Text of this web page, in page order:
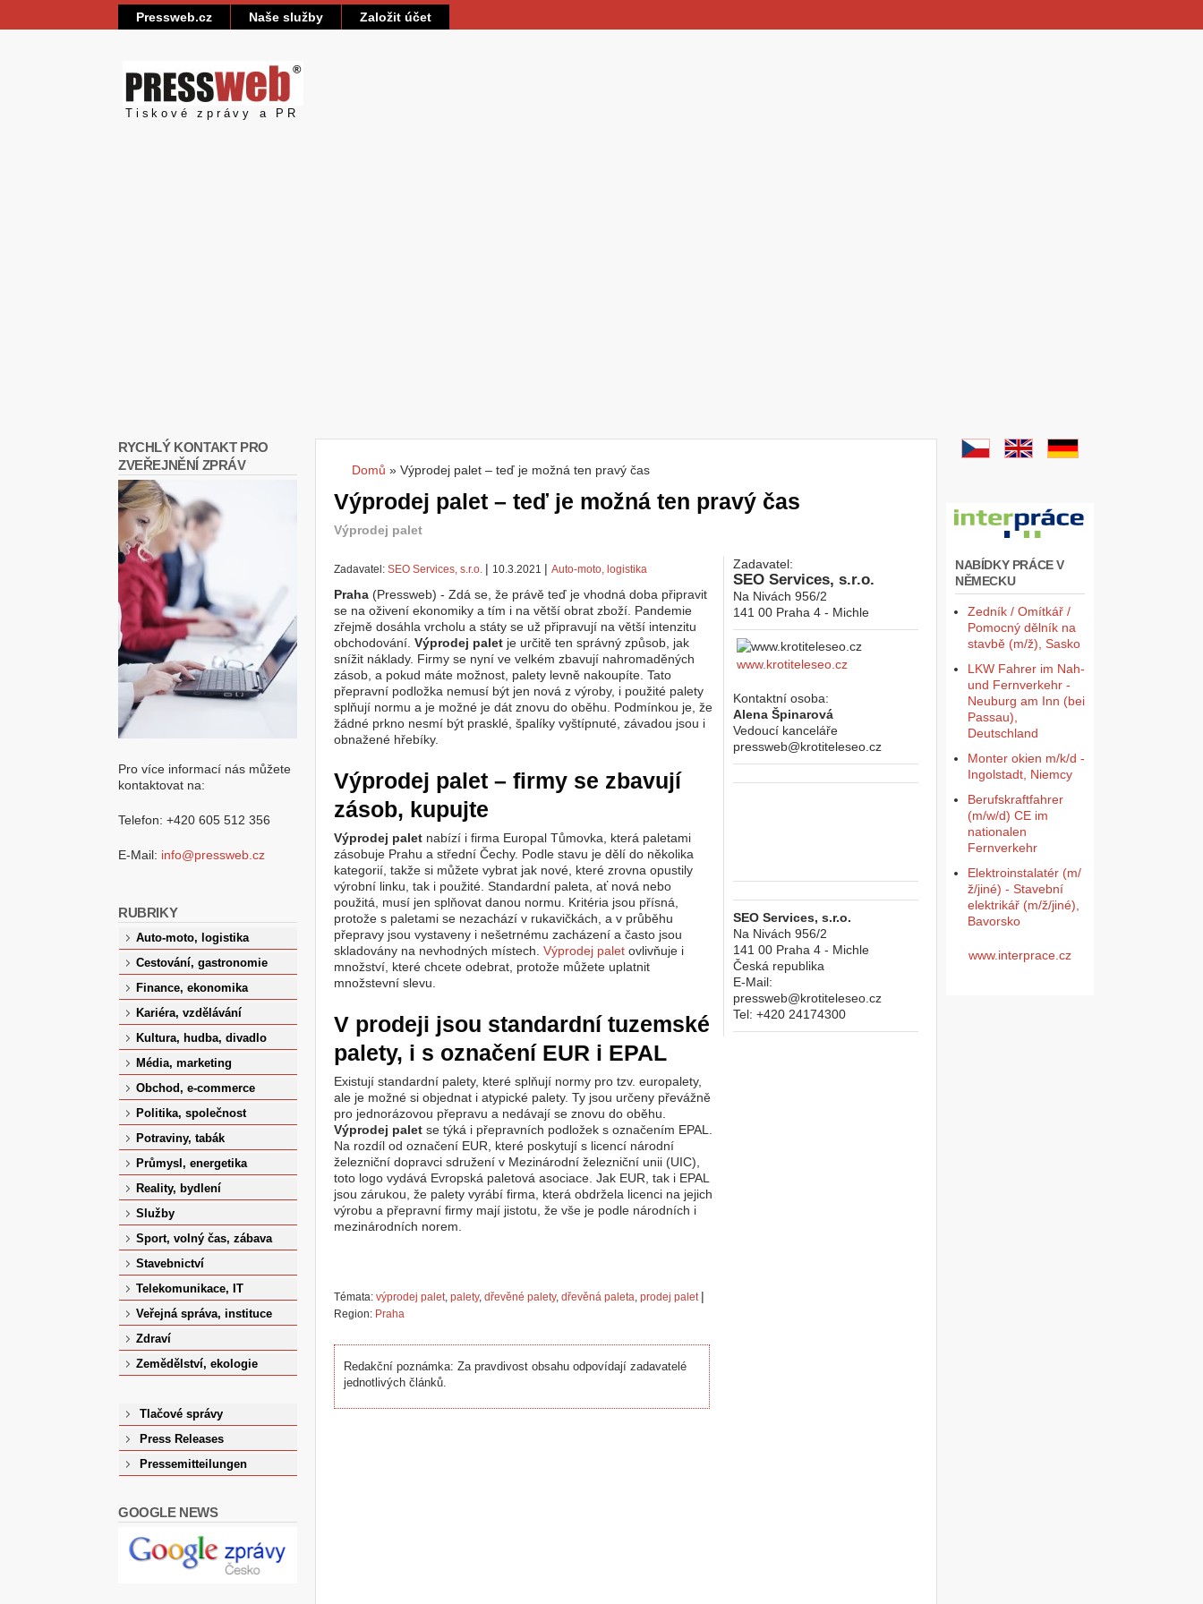
Pressweb.cz Naše služby Založit účet
Pressweb
Tiskové zprávy a PR
Jste zde
Domů » Výprodej palet – teď je možná ten pravý čas
Výprodej palet – teď je možná ten pravý čas
Výprodej palet
Zadavatel: SEO Services, s.r.o. | 10.3.2021 | Auto-moto, logistika
Praha (Pressweb) - Zdá se, že právě teď je vhodná doba připravit
se na oživení ekonomiky a tím i na větší obrat zboží. Pandemie
zřejmě dosáhla vrcholu a státy se už připravují na větší intenzitu
obchodování. Výprodej palet je určitě ten správný způsob, jak
snížit náklady. Firmy se nyní ve velkém zbavují nahromaděných
zásob, a pokud máte možnost, palety levně nakoupíte. Tato
přepravní podložka nemusí být jen nová z výroby, i použité palety
splňují normu a je možné je dát znovu do oběhu. Podmínkou je, že
žádné prkno nesmí být prasklé, špalíky vyštípnuté, závadou jsou i
obnažené hřebíky.
Výprodej palet – firmy se zbavují
zásob, kupujte
Výprodej palet nabízí i firma Europal Tůmovka, která paletami
zásobuje Prahu a střední Čechy. Podle stavu je dělí do několika
kategorií, takže si můžete vybrat jak nové, které zrovna opustily
výrobní linku, tak i použité. Standardní paleta, ať nová nebo
použitá, musí jen splňovat danou normu. Kritéria jsou přísná,
protože s paletami se nezachází v rukavičkách, a v průběhu
přepravy jsou vystaveny i nešetrnému zacházení a často jsou
skladovány na nevhodných místech. Výprodej palet ovlivňuje i
množství, které chcete odebrat, protože můžete uplatnit
množstevní slevu.
V prodeji jsou standardní tuzemské
palety, i s označení EUR i EPAL
Existují standardní palety, které splňují normy pro tzv. europalety,
ale je možné si objednat i atypické palety. Ty jsou určeny převážně
pro jednorázovou přepravu a nedávají se znovu do oběhu.
Výprodej palet se týká i přepravních podložek s označením EPAL.
Na rozdíl od označení EUR, které poskytují s licencí národní
železniční dopravci sdružení v Mezinárodní železniční unii (UIC),
toto logo vydává Evropská paletová asociace. Jak EUR, tak i EPAL
jsou zárukou, že palety vyrábí firma, která obdržela licenci na jejich
výrobu a přepravní firmy mají jistotu, že vše je podle národních i
mezinárodních norem.
Témata: výprodej palet, palety, dřevěné palety, dřevěná paleta, prodej palet |
Region: Praha
Redakční poznámka: Za pravdivost obsahu odpovídají zadavatelé
jednotlivých článků.
Zadavatel:
SEO Services, s.r.o.
Na Nivách 956/2
141 00 Praha 4 - Michle
www.krotiteleseo.cz
Kontaktní osoba:
Alena Špinarová
Vedoucí kanceláře
pressweb@krotiteleseo.cz
SEO Services, s.r.o.
Na Nivách 956/2
141 00 Praha 4 - Michle
Česká republika
E-Mail:
pressweb@krotiteleseo.cz
Tel:+420 24174300
RYCHLÝ KONTAKT PRO
ZVEŘEJNĚNÍ ZPRÁV
Pro více informací nás můžete
kontaktovat na:
Telefon: +420 605 512 356
E-Mail: info@pressweb.cz
RUBRIKY
Auto-moto, logistika
Cestování, gastronomie
Finance, ekonomika
Kariéra, vzdělávání
Kultura, hudba, divadlo
Média, marketing
Obchod, e-commerce
Politika, společnost
Potraviny, tabák
Průmysl, energetika
Reality, bydlení
Služby
Sport, volný čas, zábava
Stavebnictví
Telekomunikace, IT
Veřejná správa, instituce
Zdraví
Zemědělství, ekologie
Tlačové správy
Press Releases
Pressemitteilungen
GOOGLE NEWS
NABÍDKY PRÁCE V
NĚMECKU
Zedník / Omítkář /
Pomocný dělník na
stavbě (m/ž), Sasko
LKW Fahrer im Nah-
und Fernverkehr -
Neuburg am Inn (bei
Passau),
Deutschland
Monter okien m/k/d -
Ingolstadt, Niemcy
Berufskraftfahrer
(m/w/d) CE im
nationalen
Fernverkehr
Elektroinstalatér (m/
ž/jiné) - Stavební
elektrikář (m/ž/jiné),
Bavorsko
www.interprace.cz